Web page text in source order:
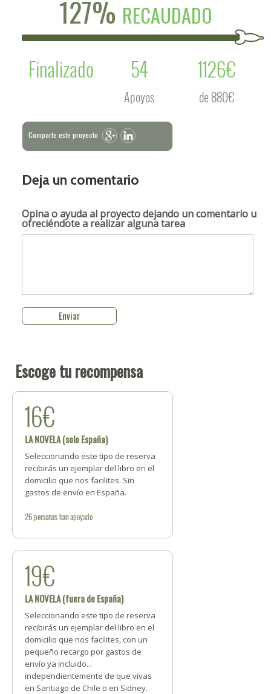
127% RECAUDADO
Finalizado
54
Apoyos
1126€
de 880€
Comparte este proyecto
Deja un comentario
Opina o ayuda al proyectodejando un comentario u
ofreciéndote a realizar alguna tarea
Escoge tu recompensa
16€
LA NOVELA (solo España)
Seleccionando este tipo de reserva
recibirás un ejemplar del libro en el
domicilio que nos facilites. Sin
gastos de envío en España.
26personashan apoyado
19€
LA NOVELA (fuera de España)
Seleccionando este tipo de reserva
recibirás un ejemplar del libro en el
domicilio que nos facilites, con un
pequeño recargo por gastos de
envío ya incluido...
independientemente de que vivas
en Santiago de Chile o en Sidney.